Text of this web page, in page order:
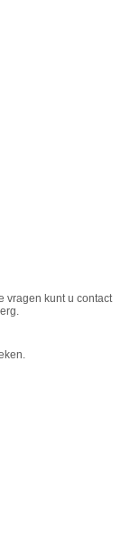
vragen kunt u contact
.